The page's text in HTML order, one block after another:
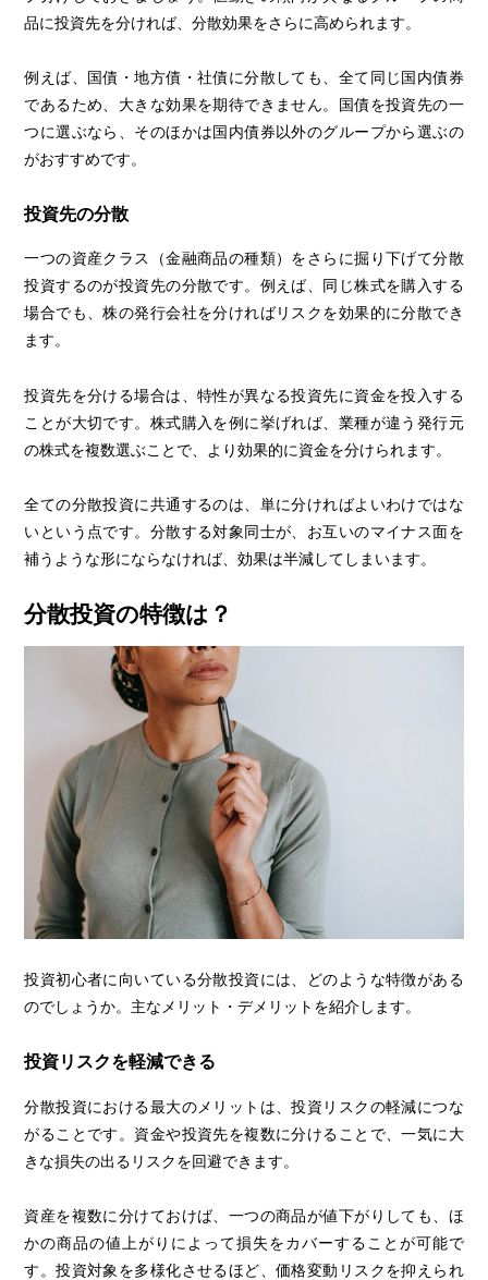
品に投資先を分ければ、分散効果をさらに高められます。
例えば、国債・地方債・社債に分散しても、全て同じ国内債券
であるため、大きな効果を期待できません。国債を投資先の一
つに選ぶなら、そのほかは国内債券以外のグループから選ぶの
がおすすめです。
投資先の分散
一つの資産クラス（金融商品の種類）をさらに掘り下げて分散
投資するのが投資先の分散です。例えば、同じ株式を購入する
場合でも、株の発行会社を分ければリスクを効果的に分散でき
ます。
投資先を分ける場合は、特性が異なる投資先に資金を投入する
ことが大切です。株式購入を例に挙げれば、業種が違う発行元
の株式を複数選ぶことで、より効果的に資金を分けられます。
全ての分散投資に共通するのは、単に分ければよいわけではな
いという点です。分散する対象同士が、お互いのマイナス面を
補うような形にならなければ、効果は半減してしまいます。
分散投資の特徴は？
投資初心者に向いている分散投資には、どのような特徴がある
のでしょうか。主なメリット・デメリットを紹介します。
投資リスクを軽減できる
分散投資における最大のメリットは、投資リスクの軽減につな
がることです。資金や投資先を複数に分けることで、一気に大
きな損失の出るリスクを回避できます。
資産を複数に分けておけば、一つの商品が値下がりしても、ほ
かの商品の値上がりによって損失をカバーすることが可能で
す。投資対象を多様化させるほど、価格変動リスクを抑えられ